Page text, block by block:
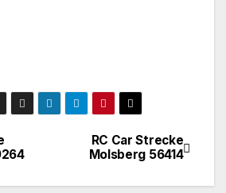
RC Car Strecke
Molsberg 56414